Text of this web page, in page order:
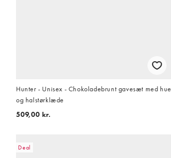
Hunter - Unisex - Chokoladebrunt gavesæt med hue
og halstørklæde
509,00 kr.
Deal